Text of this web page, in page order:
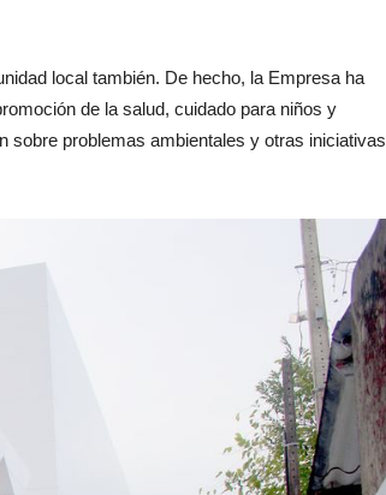
local también. De hecho, la Empresa ha
de la salud, cuidado para niños y
sobre problemas ambientales y otras iniciativas